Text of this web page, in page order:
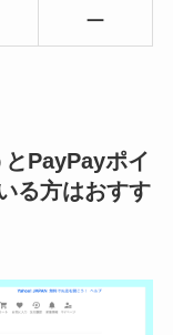
ー
PayPayポイ
る方はおすす